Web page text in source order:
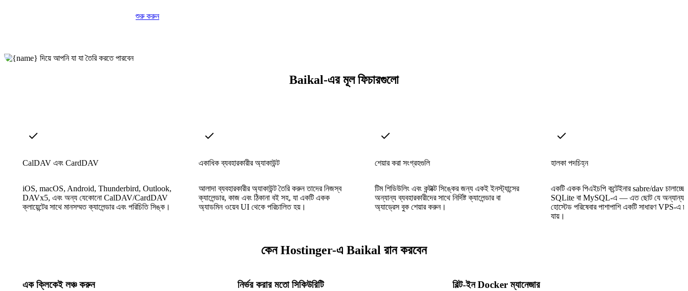
শুরু করুন
Baikal-এর মূল ফিচারগুলো
CalDAV এবং CardDAV
iOS, macOS, Android, Thunderbird, Outlook,
DAVx5, এবং অন্য যেকোনো CalDAV/CardDAV
ক্লায়েন্টের সাথে মানসম্মত ক্যালেন্ডার এবং পরিচিতি সিঙ্ক।
একাধিক ব্যবহারকারীর অ্যাকাউন্ট
আলাদা ব্যবহারকারীর অ্যাকাউন্ট তৈরি করুন তাদের নিজস্ব
ক্যালেন্ডার, কাজ এবং ঠিকানা বই সহ, যা একটি একক
অ্যাডমিন ওয়েব UI থেকে পরিচালিত হয়।
শেয়ার করা সংগ্রহগুলি
টিম শিডিউলিং এবং কন্টাক্ট সিঙ্কের জন্য একই ইনস্ট্যান্সের
অন্যান্য ব্যবহারকারীদের সাথে নির্দিষ্ট ক্যালেন্ডার বা
অ্যাড্রেস বুক শেয়ার করুন।
হালকা পদচিহ্ন
একটি একক পিএইচপি কন্টেইনার sabre/dav চালাচ্ছে
SQLite বা MySQL-এ — এত ছোট যে অন্যান্য
হোস্টেড পরিষেবার পাশাপাশি একটি সাধারণ VPS-এ
যায়।
কেন Hostinger-এ Baikal রান করবেন
এক ক্লিকেই লঞ্চ করুন নির্ভর করার মতো সিকিউরিটি বিল্ট-ইন Docker ম্যানেজার